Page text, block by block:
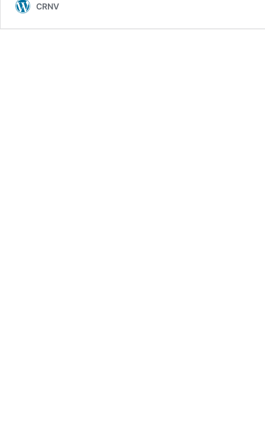
communautaire
CRNV